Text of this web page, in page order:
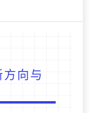
向与